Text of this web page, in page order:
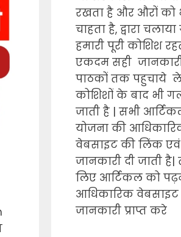
रखता है और औरों को
चाहता है, द्वारा
हमारी पूरी कोशिश
एकदम सही
पाठकों तक पहुचाये
कोशिशों के बाद भी
जाती है | सभी
योजना की
वेबसाइट की लिंक एवं
जानकारी दी जाती
लिए आर्टिकल को
आधिकारिक
जानकारी प्राप्त करे